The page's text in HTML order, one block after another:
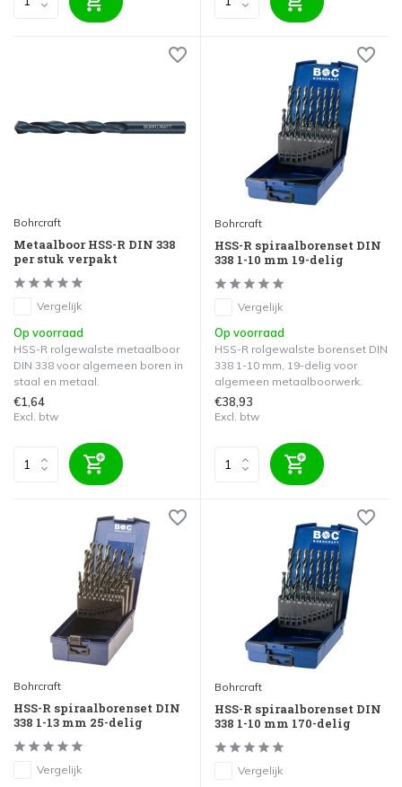
Bohrcraft
Metaalboor HSS-R DIN 338
per stuk verpakt
Vergelijk
Op voorraad
HSS-R rolgewalste metaalboor
DIN 338 voor algemeen boren in
staal en metaal.
€1,64
Excl. btw
Bohrcraft
HSS-R spiraalborenset DIN
338 1-10 mm 19-delig
Vergelijk
Op voorraad
HSS-R rolgewalste borenset DIN
338 1-10 mm, 19-delig voor
algemeen metaalboorwerk.
€38,93
Excl. btw
Bohrcraft
HSS-R spiraalborenset DIN
338 1-13 mm 25-delig
Vergelijk
Bohrcraft
HSS-R spiraalborenset DIN
338 1-10 mm 170-delig
Vergelijk